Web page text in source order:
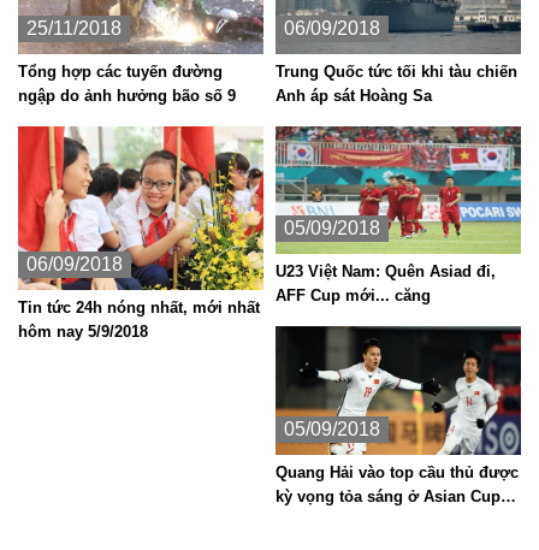
25/11/2018
Tổng hợp các tuyến đường
ngập do ảnh hưởng bão số 9
06/09/2018
Trung Quốc tức tối khi tàu chiến
Anh áp sát Hoàng Sa
06/09/2018
Tin tức 24h nóng nhất, mới nhất
hôm nay 5/9/2018
05/09/2018
U23 Việt Nam: Quên Asiad đi,
AFF Cup mới... căng
05/09/2018
Quang Hải vào top cầu thủ được
kỳ vọng tỏa sáng ở Asian Cup